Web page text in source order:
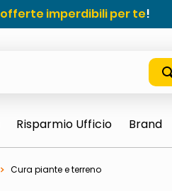
offerte imperdibili per te!
Risparmio Ufficio Brand
Cura piante e terreno